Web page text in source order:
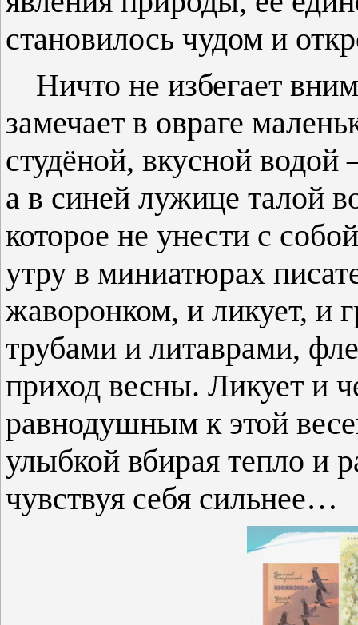
становилось чудом и
Ничто не избегает
замечает в овраге
студёной, вкусной
а в синей лужице талой
которое не унести с
утру в миниатюрах
жаворонком, и ликует, и
трубами и литаврами,
приход весны. Ликует и
равнодушным к этой
улыбкой вбирая тепло и
чувствуя себя сильнее…